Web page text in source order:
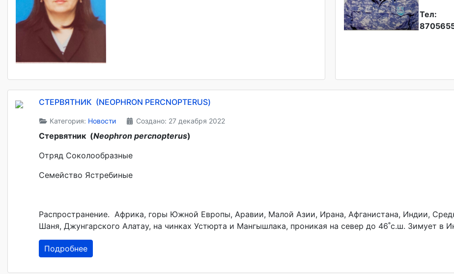
Тел:
СТЕРВЯТНИК (NEOPHRON PERCNOPTERUS)
Категория: Новости Создано: 27 декабря 2022
Стервятник (Neophron percnopterus)
Отряд Соколообразные
Семейство Ястребиные
Распространение. Африка, горы Южной Европы, Аравии, Малой Азии, Ирана, Афганистана, Индии,
Шаня, Джунгарского Алатау, на чинках Устюрта и Мангышлака, проникая на север до 46˚с.ш. Зимует в
Подробнее